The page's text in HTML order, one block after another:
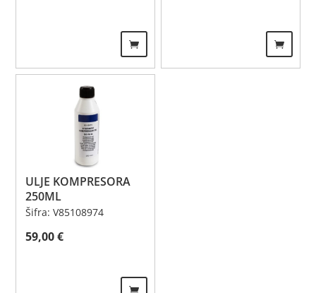
ULJE KOMPRESORA
250ML
Šifra: V85108974
59,00€